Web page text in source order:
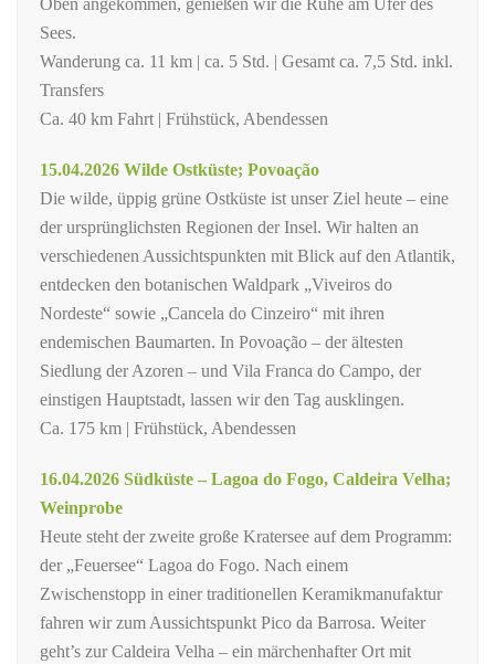
Oben angekommen, genießen wir die Ruhe am Ufer des
Sees.
Wanderung ca. 11 km | ca. 5 Std. | Gesamt ca. 7,5 Std. inkl.
Transfers
Ca. 40 km Fahrt | Frühstück, Abendessen
15.04.2026 Wilde Ostküste; Povoação
Die wilde, üppig grüne Ostküste ist unser Ziel heute – eine
der ursprünglichsten Regionen der Insel. Wir halten an
verschiedenen Aussichtspunkten mit Blick auf den Atlantik,
entdecken den botanischen Waldpark „Viveiros do
Nordeste“ sowie „Cancela do Cinzeiro“ mit ihren
endemischen Baumarten. In Povoação – der ältesten
Siedlung der Azoren – und Vila Franca do Campo, der
einstigen Hauptstadt, lassen wir den Tag ausklingen.
Ca. 175 km | Frühstück, Abendessen
16.04.2026 Südküste – Lagoa do Fogo, Caldeira Velha;
Weinprobe
Heute steht der zweite große Kratersee auf dem Programm:
der „Feuersee“ Lagoa do Fogo. Nach einem
Zwischenstopp in einer traditionellen Keramikmanufaktur
fahren wir zum Aussichtspunkt Pico da Barrosa. Weiter
geht’s zur Caldeira Velha – ein märchenhafter Ort mit